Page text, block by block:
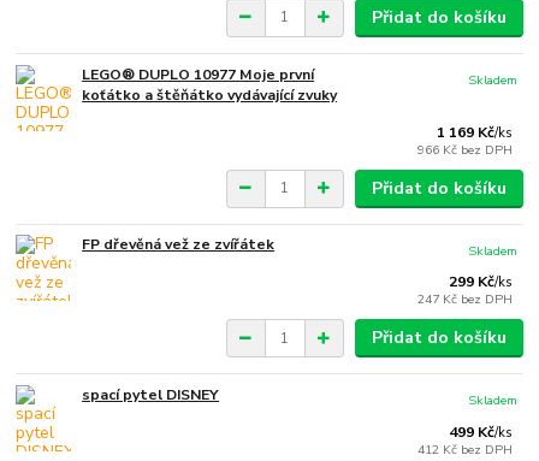
Přidat do košíku
LEGO® DUPLO 10977 Moje první
koťátko a štěňátko vydávající zvuky
1 169 Kč/ks
966 Kč bez DPH
Skladem
Přidat do košíku
FP dřevěná vež ze zvířátek
299 Kč/ks
247 Kč bez DPH
Skladem
Přidat do košíku
spací pytel DISNEY
499 Kč/ks
412 Kč bez DPH
Skladem